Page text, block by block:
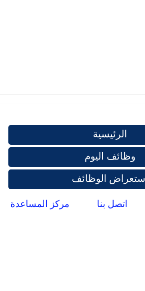
الرئيسية
وظائف اليوم
استعراض الوظائف
اتصل بنا مركز المساعدة